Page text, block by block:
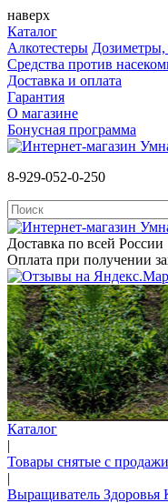
наверх
Каталог
Алкотестеры Дозиметры,
Средства против
Доставка и оплата
Гарантия
О магазине
Бонусная программа
8-929-052-0-250
Доставка по всей России
Оплата при получении
Каталог
|
Товары снятые с продажи
|
Выращиватель Здоровья